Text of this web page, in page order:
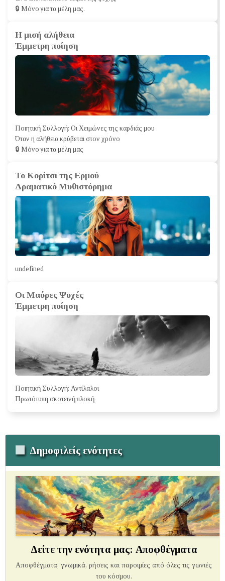
🔒 Μόνο για τα μέλη μας.
Η μισή αλήθεια
Έμμετρη ποίηση
Ποιητική Συλλογή: Οι Χειμώνες της καρδιάς μου
Όταν η αλήθεια κρύβεται στον χρόνο
🔒 Μόνο για τα μέλη μας
Το Κορίτσι της Ερμού
Δραματικό Mυθιστόρημα
undefined
Οι Μαύρες Ψυχές
Έμμετρη ποίηση
Ποιητική Συλλογή: Αντίλαλοι
Πρωτότυπη σκοτεινή πλοκή
Δημοφιλείς ενότητες
Δείτε την ενότητα μας: Αποφθέγματα
Αποφθέγματα, γνωμικά, ρήσεις και παροιμίες από όλες τις γωνιές
του κόσμου.